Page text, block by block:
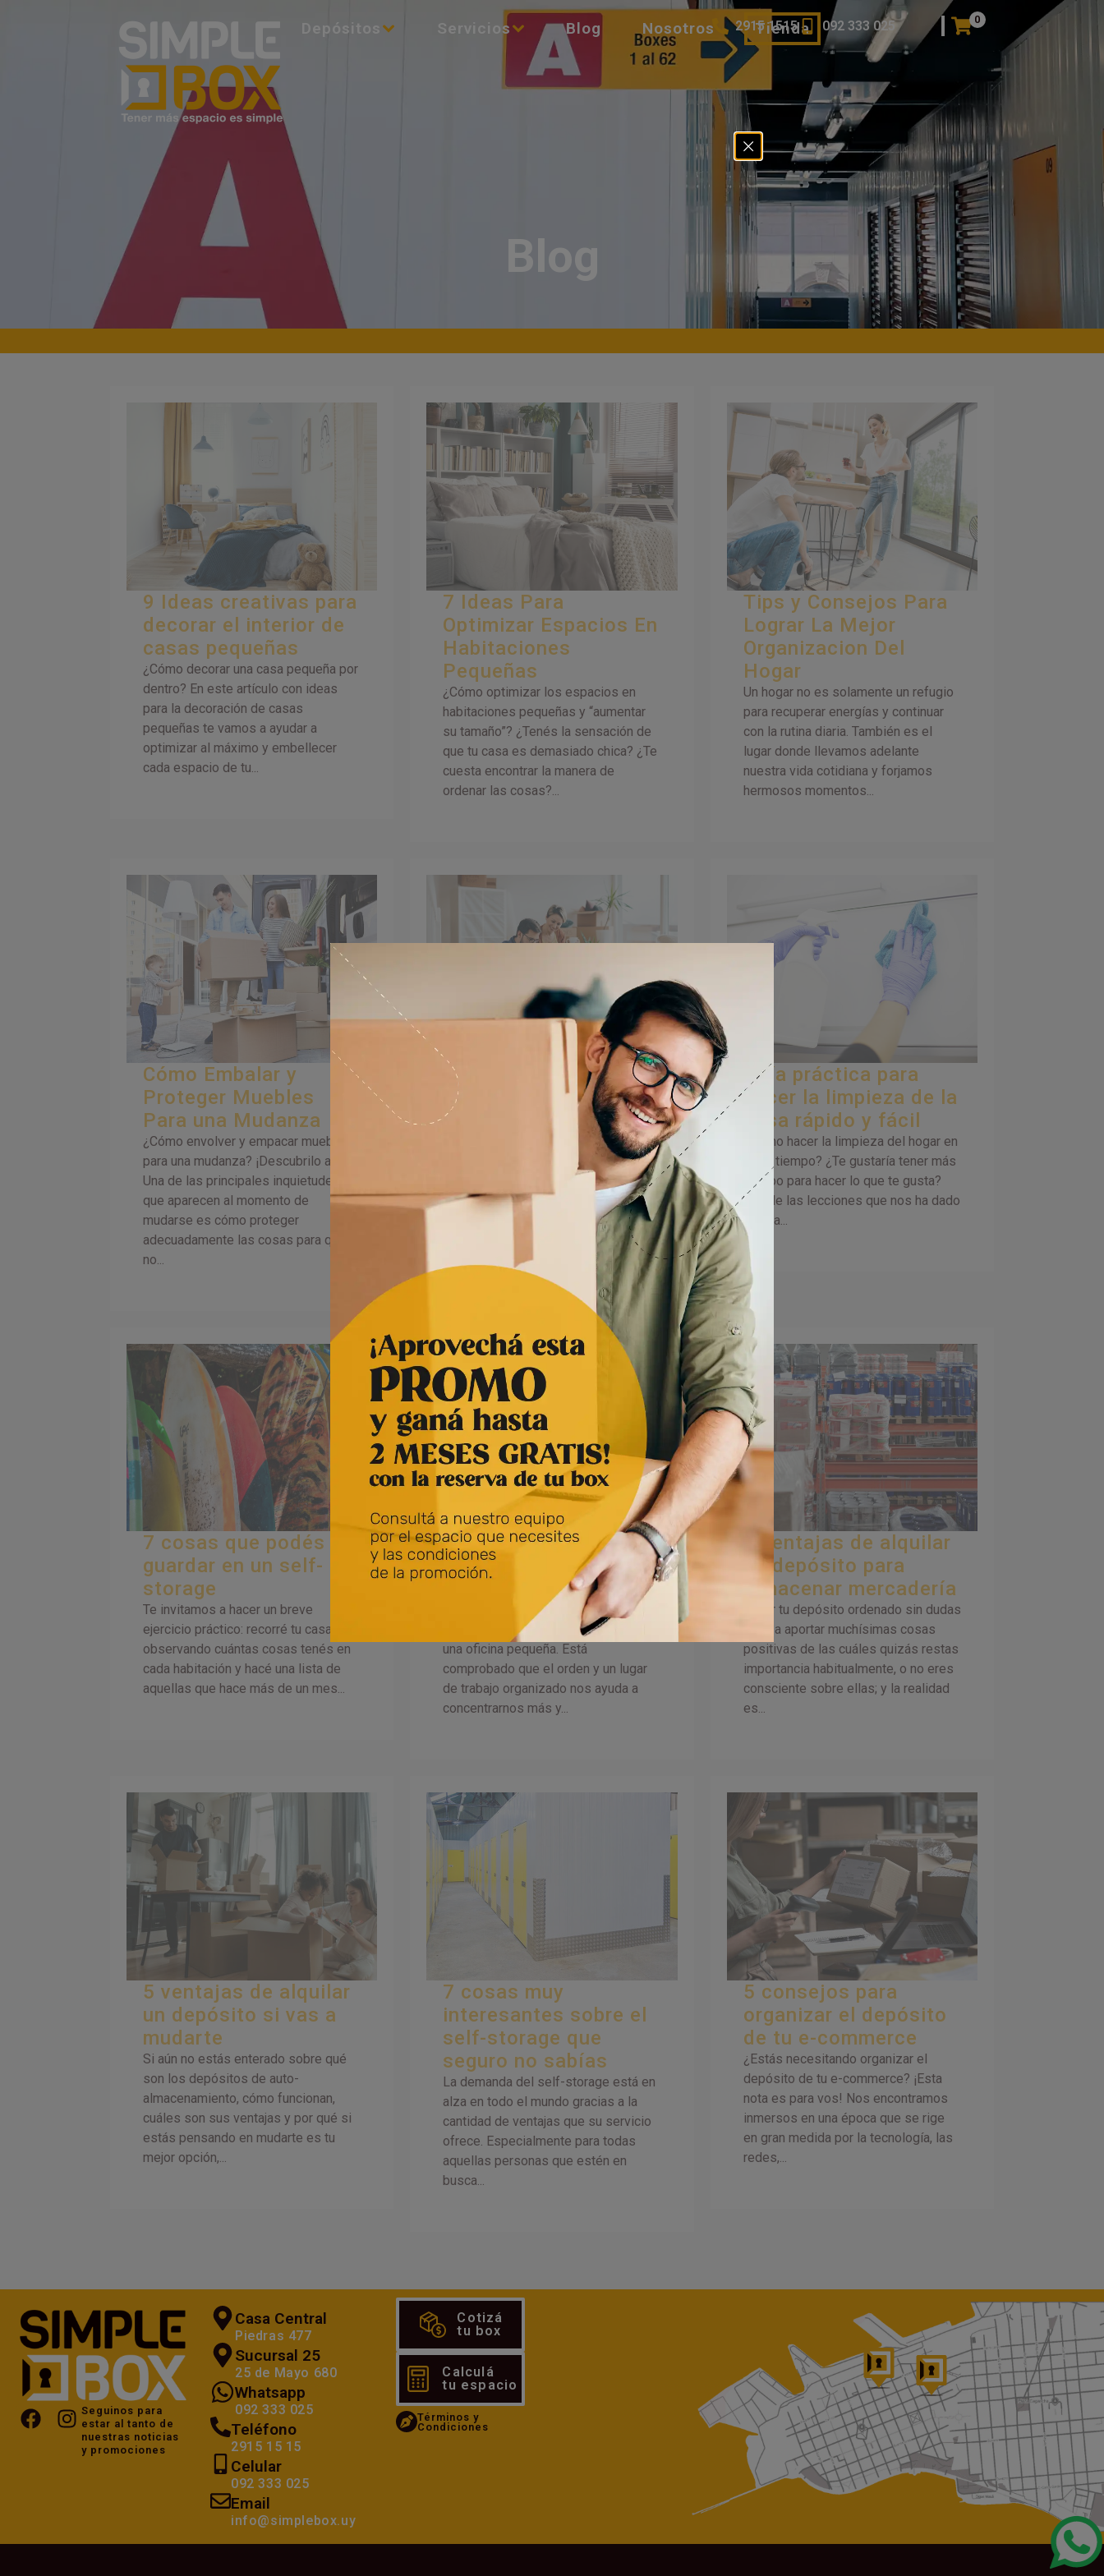
Depósitos Servicios Blog Nosotros Tienda 0
2915 1515 092 333 025
Servicios
Blog
Nosotros
Tienda
Blog
9 Ideas creativas para
decorar el interior de
casas pequeñas
¿Cómo decorar una casa pequeña por
dentro? En este artículo con ideas
para la decoración de casas
pequeñas te vamos a ayudar a
optimizar al máximo y embellecer
cada espacio de tu...
7 Ideas Para
Optimizar Espacios En
Habitaciones
Pequeñas
¿Cómo optimizar los espacios en
habitaciones pequeñas y “aumentar
su tamaño”? ¿Tenés la sensación de
que tu casa es demasiado chica? ¿Te
cuesta encontrar la manera de
ordenar las cosas?...
Tips y Consejos Para
Lograr La Mejor
Organizacion Del
Hogar
Un hogar no es solamente un refugio
para recuperar energías y continuar
con la rutina diaria. También es el
lugar donde llevamos adelante
nuestra vida cotidiana y forjamos
hermosos momentos...
Cómo Embalar y
Proteger Muebles
Para una Mudanza
¿Cómo envolver y empacar muebles
para una mudanza? ¡Descubrilo acá!
Una de las principales inquietudes
que aparecen al momento de
mudarse es cómo proteger
adecuadamente las cosas para que
no...
7 consejos para
organizar una
mudanza
¿Cómo planificar una mudanza para
que todo sea más fácil? Todos
sabemos lo difícil que es preparar
una mudanza. Definir dónde ubicar los
muebles, asegurar el traslado, cuidar
Guía práctica para
hacer la limpieza de la
casa rápido y fácil
¿Cómo hacer la limpieza del hogar en
poco tiempo? ¿Te gustaría tener más
tiempo para hacer lo que te gusta?
Una de las lecciones que nos ha dado
la vida...
7 cosas que podés
guardar en un self-
storage
Te invitamos a hacer un breve
ejercicio práctico: recorré tu casa
observando cuántas cosas tenés en
cada habitación y hacé una lista de
aquellas que hace más de un mes...
7 formas de ahorrar
espacio en una oficina
Como seguro imaginas, existen
muchas formas de ahorrar espacio en
una oficina pequeña. Está
comprobado que el orden y un lugar
de trabajo organizado nos ayuda a
concentrarnos más y...
5 ventajas de alquilar
un depósito para
almacenar mercadería
Tener tu depósito ordenado sin dudas
te va a aportar muchísimas cosas
positivas de las cuáles quizás restas
importancia habitualmente, o no eres
consciente sobre ellas; y la realidad
es...
5 ventajas de alquilar
un depósito si vas a
mudarte
Si aún no estás enterado sobre qué
son los depósitos de auto-
almacenamiento, cómo funcionan,
cuáles son sus ventajas y por qué si
estás pensando en mudarte es tu
mejor opción,...
7 cosas muy
interesantes sobre el
self-storage que
seguro no sabías
La demanda del self-storage está en
alza en todo el mundo gracias a la
cantidad de ventajas que su servicio
ofrece. Especialmente para todas
aquellas personas que estén en
busca...
5 consejos para
organizar el depósito
de tu e-commerce
¿Estás necesitando organizar el
depósito de tu e-commerce? ¡Esta
nota es para vos! Nos encontramos
inmersos en una época que se rige
en gran medida por la tecnología, las
redes,...
Cómo ganar espacio y
ordenar tu casa sin
desprenderte de tus
cosas
El self-storage está en auge. Y cada
vez más personas recurren al alquiler
de depósitos, unidades de auto-
almacenamiento para guardar
pertenencias y objetos adicionales
para los que ya no hay...
7 formas en las que
alquilar un depósito
mejorará tu vida
Aunque a simple vista quizá se nos
pueda escapar, lo cierto es que,
además de contar con un espacio
extra, seguro y flexible, el alquiler de
Alquiler de depósitos:
¿Qué es y cómo puede
ayudarte?
El alquiler de depósitos sigue
consolidándose en todo el mundo
como uno de los servicios más
eficaces al momento de resolver
problemas de espacio y almacenaje,
tanto para tu hogar...